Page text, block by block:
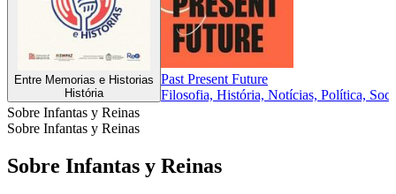
Entre Memorias e Historias
História
Past Present Future
Filosofia, História, Notícias, Política,
Sobre Infantas y Reinas
Sobre Infantas y Reinas
Sobre Infantas y Reinas